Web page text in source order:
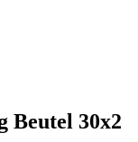
Beutel 30x2